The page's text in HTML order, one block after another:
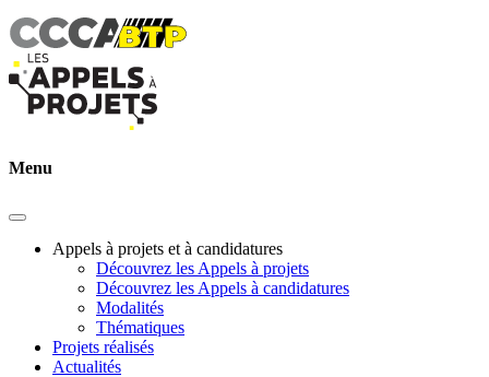
Menu
Appels à projets et à candidatures
Découvrez les Appels à projets
Découvrez les Appels à candidatures
Modalités
Thématiques
Projets réalisés
Actualités